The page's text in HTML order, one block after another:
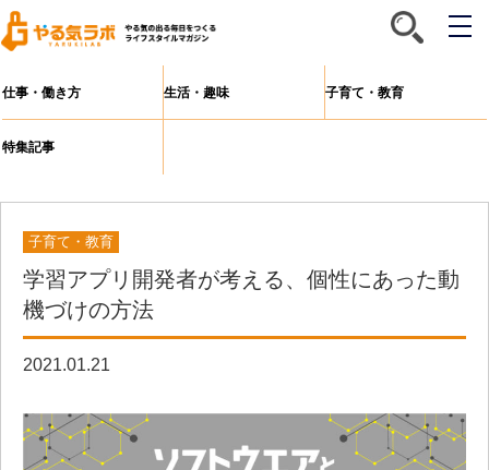
メ
仕事・働き方 生活・趣味 子育て・教育
特集記事
子育て・教育
学習アプリ開発者が考える、個性にあった動
機づけの方法
2021.01.21